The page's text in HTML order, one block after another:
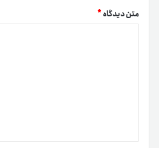
متن دیدگاه*